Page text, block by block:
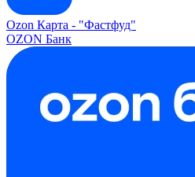
Ozon Карта - "Фастфуд"
OZON Банк